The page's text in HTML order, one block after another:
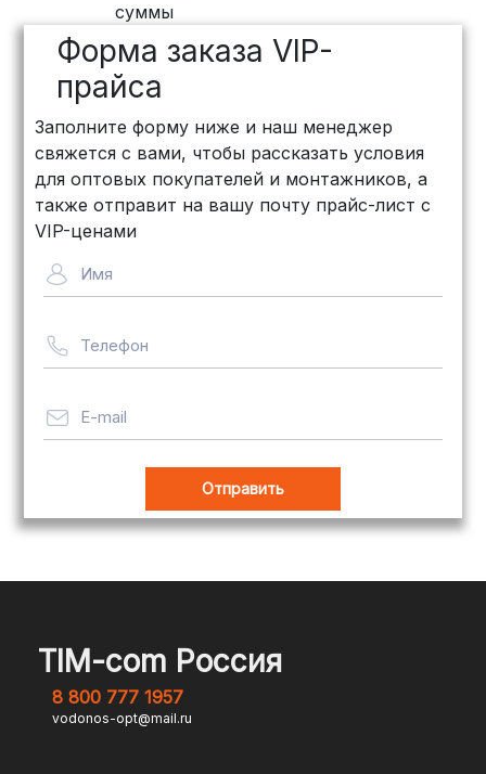
суммы
Форма заказа VIP-
прайса
Заполните форму ниже и наш менеджер
свяжется с вами, чтобы рассказать условия
для оптовых покупателей и монтажников, а
также отправит на вашу почту прайс-лист с
VIP-ценами
Имя
Телефон
E-mail
TIM-com Россия
8 800 777 1957
vodonos-opt@mail.ru